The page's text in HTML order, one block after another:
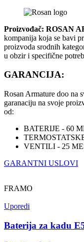
Proizvođač: ROSAN
kompanija koja se bavi
proizvoda srodnih
u obzir i specifične
GARANCIJA:
Rosan Armature doo na
garanaciju na svoje
od:
BATERIJE - 60
VENTILI - 25
GARANTNI USLOVI
FRAMO
Uporedi
Baterija za kadu